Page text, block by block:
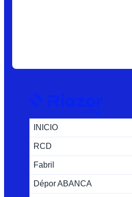
INICIO
RCD
Fabril
Dépor ABANCA